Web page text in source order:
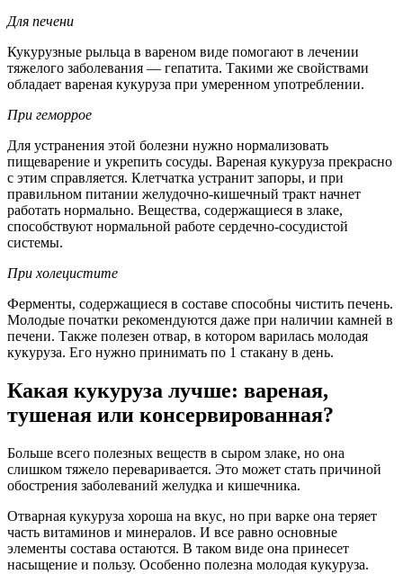
Для печени
Кукурузные рыльца в вареном виде помогают в лечении
тяжелого заболевания — гепатита. Такими же свойствами
обладает вареная кукуруза при умеренном употреблении.
При геморрое
Для устранения этой болезни нужно нормализовать
пищеварение и укрепить сосуды. Вареная кукуруза прекрасно
с этим справляется. Клетчатка устранит запоры, и при
правильном питании желудочно-кишечный тракт начнет
работать нормально. Вещества, содержащиеся в злаке,
способствуют нормальной работе сердечно-сосудистой
системы.
При холецистите
Ферменты, содержащиеся в составе способны чистить печень.
Молодые початки рекомендуются даже при наличии камней в
печени. Также полезен отвар, в котором варилась молодая
кукуруза. Его нужно принимать по 1 стакану в день.
Какая кукуруза лучше: вареная,
тушеная или консервированная?
Больше всего полезных веществ в сыром злаке, но она
слишком тяжело переваривается. Это может стать причиной
обострения заболеваний желудка и кишечника.
Отварная кукуруза хороша на вкус, но при варке она теряет
часть витаминов и минералов. И все равно основные
элементы состава остаются. В таком виде она принесет
насыщение и пользу. Особенно полезна молодая кукуруза.